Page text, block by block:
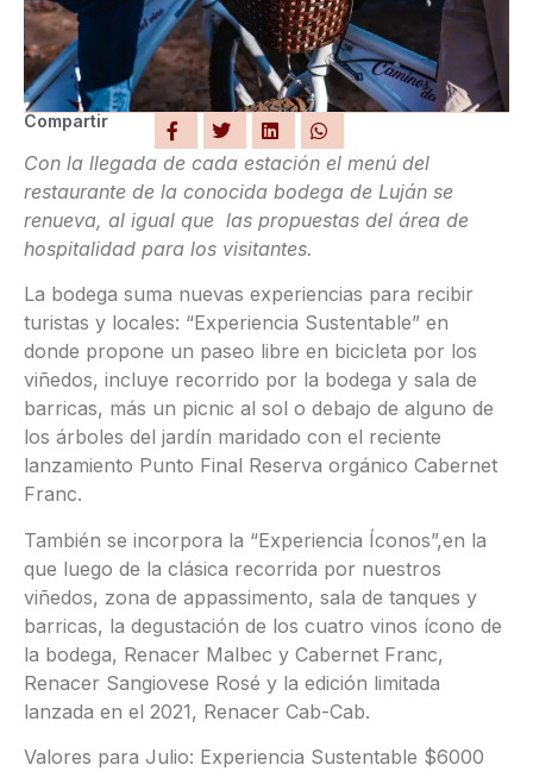
Compartir
Con la llegada de cada estación el menú del
restaurante de la conocida bodega de Luján se
renueva, al igual que las propuestas del área de
hospitalidad para los visitantes.
La bodega suma nuevas experiencias para recibir
turistas y locales: “Experiencia Sustentable” en
donde propone un paseo libre en bicicleta por los
viñedos, incluye recorrido por la bodega y sala de
barricas, más un picnic al sol o debajo de alguno de
los árboles del jardín maridado con el reciente
lanzamiento Punto Final Reserva orgánico Cabernet
Franc.
También se incorpora la “Experiencia Íconos”,en la
que luego de la clásica recorrida por nuestros
viñedos, zona de appassimento, sala de tanques y
barricas, la degustación de los cuatro vinos ícono de
la bodega, Renacer Malbec y Cabernet Franc,
Renacer Sangiovese Rosé y la edición limitada
lanzada en el 2021, Renacer Cab-Cab.
Valores para Julio: Experiencia Sustentable $6000